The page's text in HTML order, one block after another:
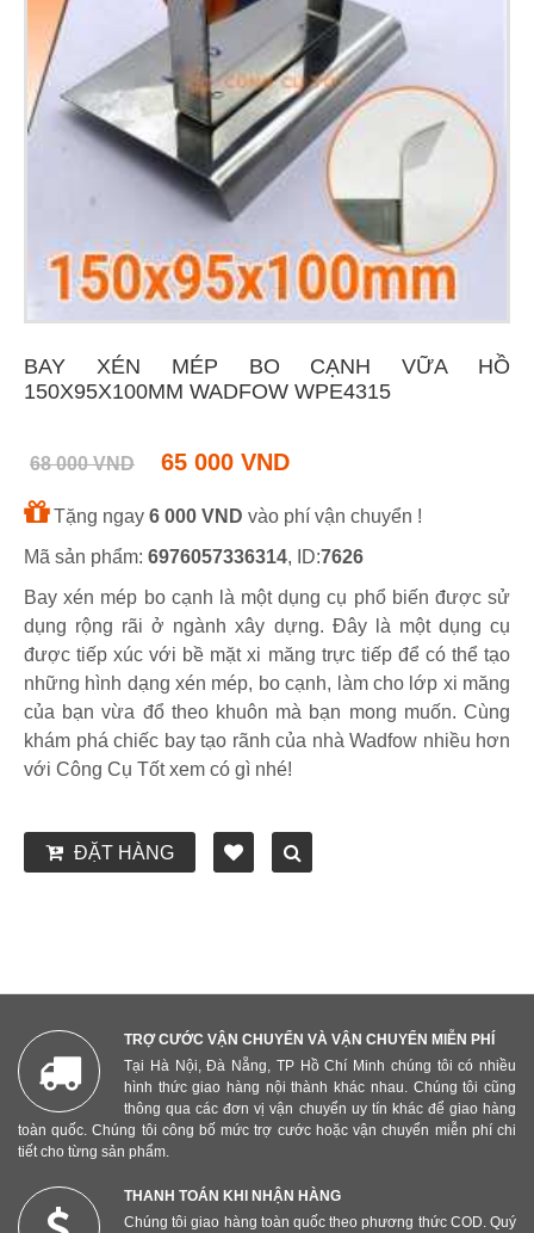
BAY XÉN MÉP BO CẠNH VỮA HỒ
150X95X100MM WADFOW WPE4315
68 000 VND 65 000 VND
Tặng ngay 6 000 VND vào phí vận chuyển !
Mã sản phẩm: 6976057336314, ID:7626
Bay xén mép bo cạnh là một dụng cụ phổ biến được sử
dụng rộng rãi ở ngành xây dựng. Đây là một dụng cụ
được tiếp xúc với bề mặt xi măng trực tiếp để có thể tạo
những hình dạng xén mép, bo cạnh, làm cho lớp xi măng
của bạn vừa đổ theo khuôn mà bạn mong muốn. Cùng
khám phá chiếc bay tạo rãnh của nhà Wadfow nhiều hơn
với Công Cụ Tốt xem có gì nhé!
ĐẶT HÀNG
TRỢ CƯỚC VẬN CHUYỂN VÀ VẬN CHUYỂN MIỄN PHÍ
Tại Hà Nội, Đà Nẵng, TP Hồ Chí Minh chúng tôi có nhiều
hình thức giao hàng nội thành khác nhau. Chúng tôi cũng
thông qua các đơn vị vận chuyển uy tín khác để giao hàng
toàn quốc. Chúng tôi công bố mức trợ cước hoặc vận chuyển miễn phí chi
tiết cho từng sản phẩm.
THANH TOÁN KHI NHẬN HÀNG
Chúng tôi giao hàng toàn quốc theo phương thức COD. Quý